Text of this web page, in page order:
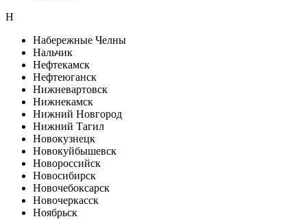
Н
Набережные Челны
Нальчик
Нефтекамск
Нефтеюганск
Нижневартовск
Нижнекамск
Нижний Новгород
Нижний Тагил
Новокузнецк
Новокуйбышевск
Новороссийск
Новосибирск
Новочебоксарск
Новочеркасск
Ноябрьск